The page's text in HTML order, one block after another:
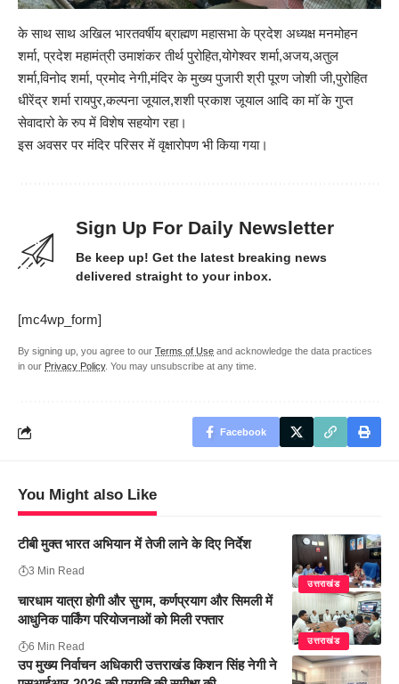
के साथ साथ अखिल भारतवर्षीय ब्राह्मण महासभा के प्रदेश अध्यक्ष मनमोहन
शर्मा, प्रदेश महामंत्री उमाशंकर तीर्थ पुरोहित,योगेश्वर शर्मा,अजय,अतुल
शर्मा,विनोद शर्मा, प्रमोद नेगी,मंदिर के मुख्य पुजारी श्री पूरण जोशी जी,पुरोहित
धीरेंद्र शर्मा रायपुर,कल्पना जूयाल,शशी प्रकाश जूयाल आदि का माॅ के गुप्त
सेवादारो के रुप में विशेष सहयोग रहा।
इस अवसर पर मंदिर परिसर में वृक्षारोपण भी किया गया।
Sign Up For Daily Newsletter
Be keep up! Get the latest breaking news
delivered straight to your inbox.
[mc4wp_form]
By signing up, you agree to our Terms of Use and acknowledge the data practices
in our Privacy Policy. You may unsubscribe at any time.
Facebook
You Might also Like
उत्तराखंड
टीबी मुक्त भारत अभियान में तेजी लाने के दिए निर्देश
3 Min Read
उत्तराखंड
चारधाम यात्रा होगी और सुगम, कर्णप्रयाग और सिमली में
आधुनिक पार्किंग परियोजनाओं को मिली रफ्तार
6 Min Read
उप मुख्य निर्वाचन अधिकारी उत्तराखंड किशन सिंह नेगी ने